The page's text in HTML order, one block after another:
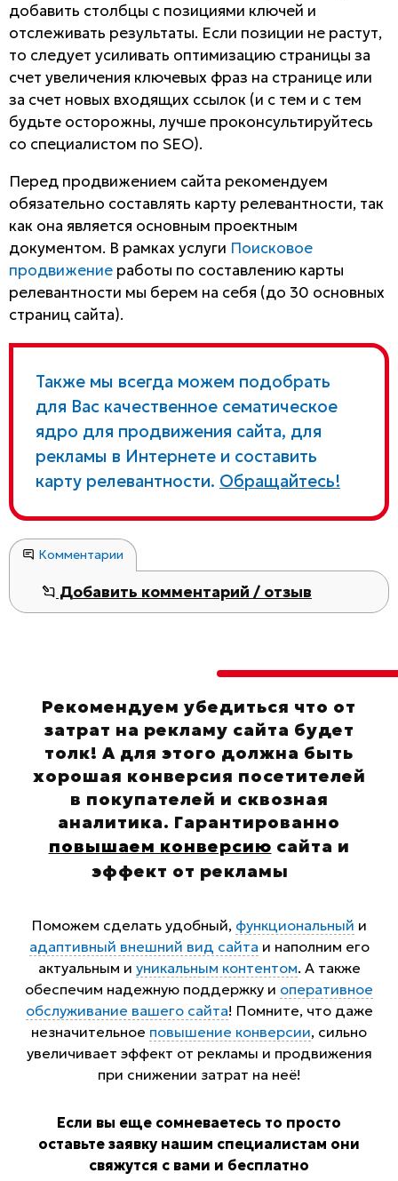
добавить столбцы с позициями ключей и
отслеживать результаты. Если позиции не растут,
то следует усиливать оптимизацию страницы за
счет увеличения ключевых фраз на странице или
за счет новых входящих ссылок (и с тем и с тем
будьте осторожны, лучше проконсультируйтесь
со специалистом по SEO).
Перед продвижением сайта рекомендуем
обязательно составлять карту релевантности, так
как она является основным проектным
документом. В рамках услуги Поисковое
продвижение работы по составлению карты
релевантности мы берем на себя (до 30 основных
страниц сайта).
Также мы всегда можем подобрать
для Вас качественное сематическое
ядро для продвижения сайта, для
рекламы в Интернете и составить
карту релевантности. Обращайтесь!
Комментарии
Добавить комментарий / отзыв
Рекомендуем убедиться что от
затрат на рекламу сайта будет
толк! А для этого должна быть
хорошая конверсия посетителей
в покупателей и сквозная
аналитика. Гарантированно
повышаем конверсию сайта и
эффект от рекламы
Поможем сделать удобный, функциональный и
адаптивный внешний вид сайта и наполним его
актуальным и уникальным контентом. А также
обеспечим надежную поддержку и оперативное
обслуживание вашего сайта! Помните, что даже
незначительное повышение конверсии, сильно
увеличивает эффект от рекламы и продвижения
при снижении затрат на неё!
Если вы еще сомневаетесь то просто
оставьте заявку нашим специалистам они
свяжутся с вами и бесплатно